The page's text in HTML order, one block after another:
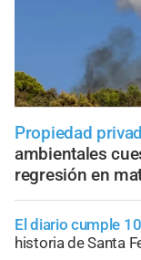
Propiedad
ambientales
regresión en
El diario cumple
historia de Santa